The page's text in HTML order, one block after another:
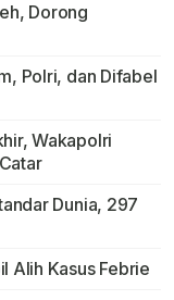
Dorong
Polri, dan Difabel
Wakapolri
Dunia, 297
Alih Kasus Febrie